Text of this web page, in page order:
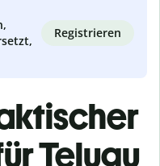
Registrieren
Telugu